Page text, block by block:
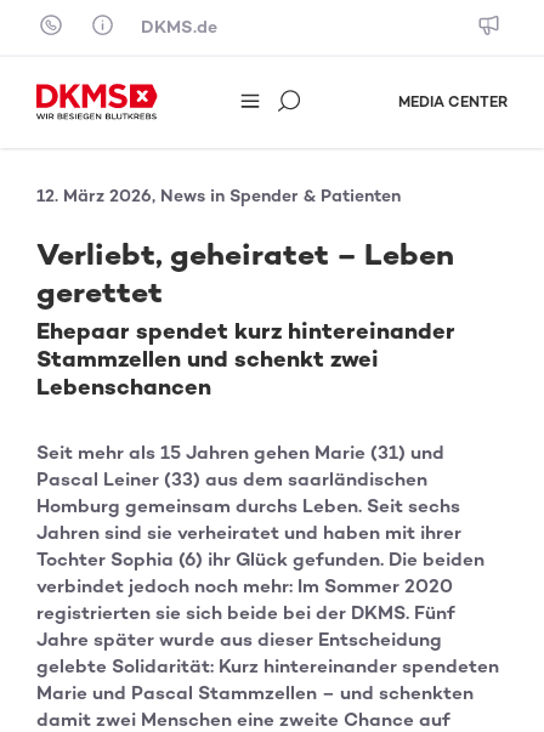
Skip to content
DKMS.de
MEDIA CENTER
12. März 2026, News in Spender & Patienten
Verliebt, geheiratet – Leben
gerettet
Ehepaar spendet kurz hintereinander
Stammzellen und schenkt zwei
Lebenschancen
Seit mehr als 15 Jahren gehen Marie (31) und
Pascal Leiner (33) aus dem saarländischen
Homburg gemeinsam durchs Leben. Seit sechs
Jahren sind sie verheiratet und haben mit ihrer
Tochter Sophia (6) ihr Glück gefunden. Die beiden
verbindet jedoch noch mehr: Im Sommer 2020
registrierten sie sich beide bei der DKMS. Fünf
Jahre später wurde aus dieser Entscheidung
gelebte Solidarität: Kurz hintereinander spendeten
Marie und Pascal Stammzellen – und schenkten
damit zwei Menschen eine zweite Chance auf